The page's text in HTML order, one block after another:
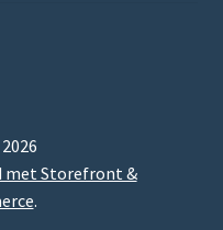
met Storefront &
.